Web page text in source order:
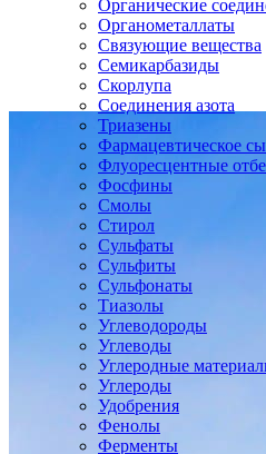
Органические
Органометаллаты
Связующие вещества
Семикарбазиды
Скорлупа
Соединения азота
Триазены
Фармацевтическое
Флуоресцентные
Фосфины
Смолы
Стирол
Сульфаты
Сульфиты
Сульфонаты
Тиазолы
Углеводороды
Углеводы
Углеродные
Углероды
Удобрения
Фенолы
Ферменты